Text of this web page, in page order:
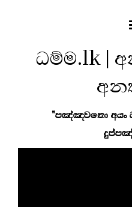
ධම්ම.lk |
"පඤ්ඤවතො අයං